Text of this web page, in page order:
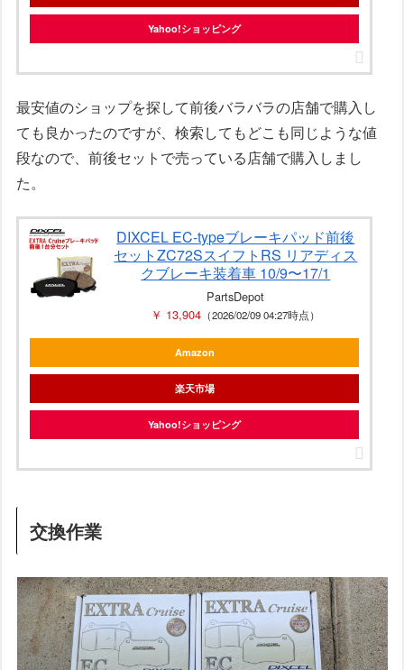
Yahoo!ショッピング
最安値のショップを探して前後バラバラの店舗で購入し
ても良かったのですが、検索してもどこも同じような値
段なので、前後セットで売っている店舗で購入しまし
た。
DIXCEL EC-typeブレーキパッド前後
セットZC72SスイフトRS リアディス
クブレーキ装着車 10/9〜17/1
PartsDepot
￥ 13,904 （2026/02/09 04:27時点）
Amazon
楽天市場
Yahoo!ショッピング
交換作業